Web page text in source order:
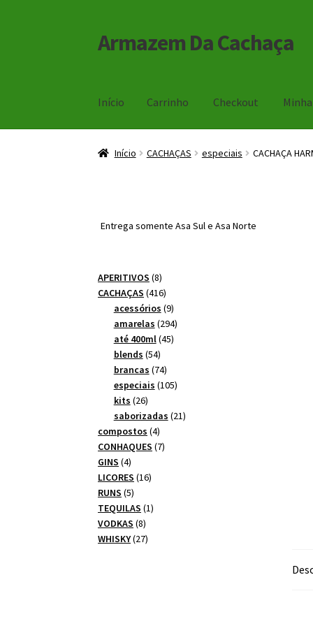
Pular
para
Pular
para
Armazem Da Cachaça
Início Carrinho Checkout
Início Carrinho Checkout Minha Conta
Início CACHAÇAS especiais CACHAÇA
Entrega somente Asa Sul e Asa Norte
APERITIVOS 88
produtos
CACHAÇAS 416416
produtos
acessórios 99
produtos
amarelas 294294
até 400ml 4545
blends 5454
produtos
brancas 7474
produtos
especiais 105105
kits 2626
produtos
saborizadas 2121
compostos 44
produtos
CONHAQUES 77
GINS 44
produtos
LICORES 1616
RUNS 55
produtos
TEQUILAS 11
VODKAS 88
produtos
WHISKY 2727